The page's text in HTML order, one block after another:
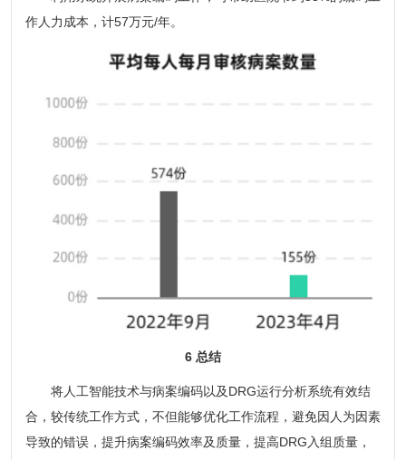
作人力成本，计57万元/年。
6 总结
将人工智能技术与病案编码以及DRG运行分析系统有效结
合，较传统工作方式，不但能够优化工作流程，避免因人为因素
导致的错误，提升病案编码效率及质量，提高DRG入组质量，